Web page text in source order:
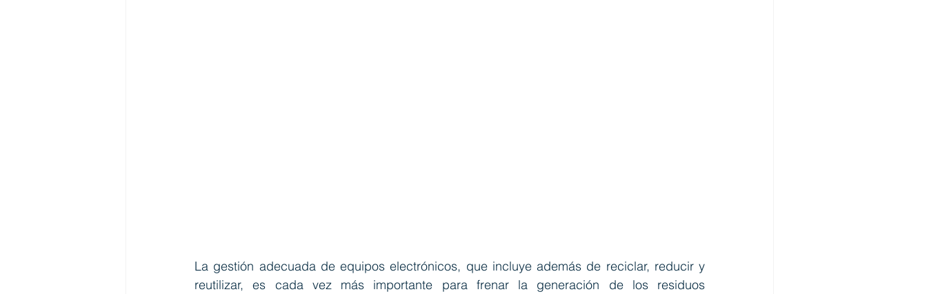
La gestión adecuada de equipos electrónicos, que incluye además de reciclar, reducir y
reutilizar, es cada vez más importante para frenar la generación de los residuos